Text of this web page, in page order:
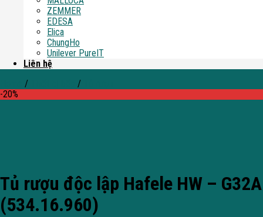
ZEMMER
EDESA
Elica
ChungHo
Unilever PureIT
Liên hệ
/ /
-20%
Tủ rượu độc lập Hafele HW – G32A
(534.16.960)